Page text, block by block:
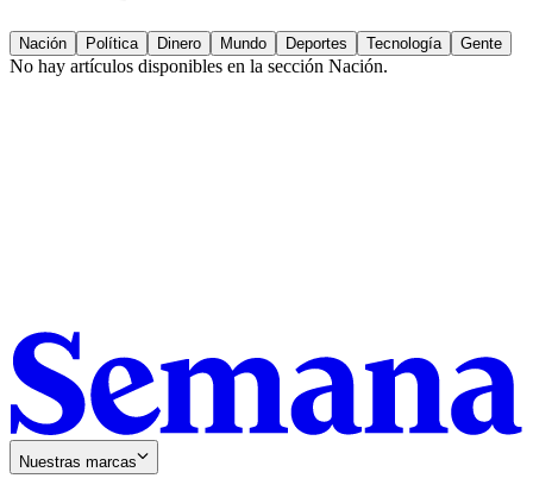
Nación Política Dinero Mundo Deportes Tecnología Gente
No hay artículos disponibles en la sección Nación.
Nuestras marcas